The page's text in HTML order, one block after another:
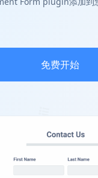
免费开始